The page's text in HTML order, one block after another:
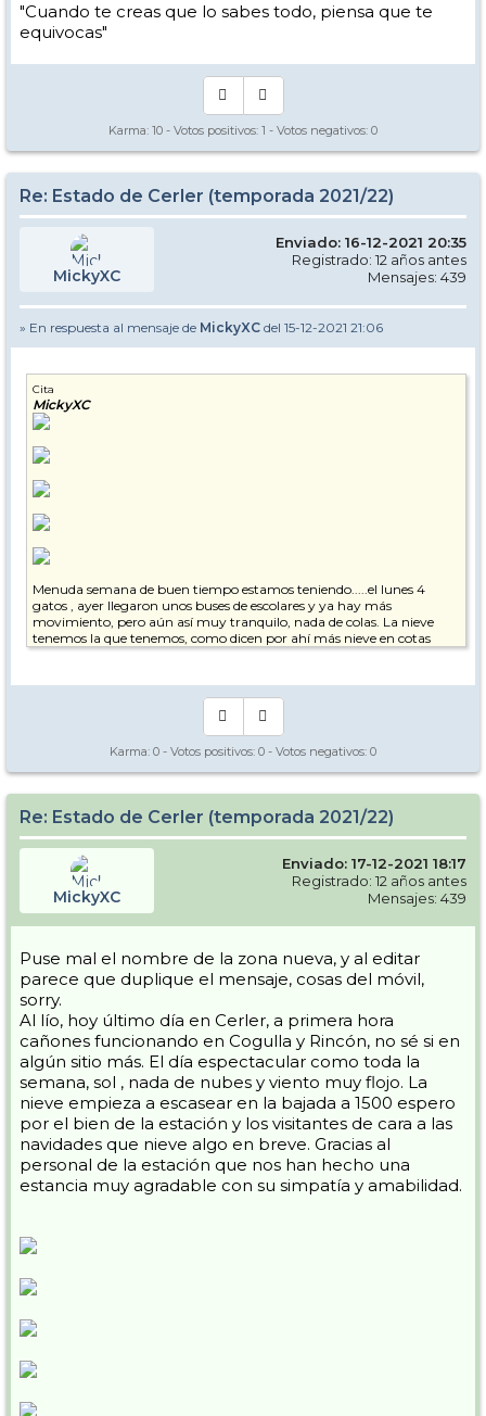
"Cuando te creas que lo sabes todo, piensa que te
equivocas"
Karma: 10 - Votos positivos: 1 - Votos negativos: 0
Re: Estado de Cerler (temporada 2021/22)
MickyXC
Enviado: 16-12-2021 20:35
Registrado: 12 años antes
Mensajes: 439
» En respuesta al mensaje de MickyXC del 15-12-2021 21:06
Cita
MickyXC
Menuda semana de buen tiempo estamos teniendo.....el lunes 4
gatos , ayer llegaron unos buses de escolares y ya hay más
movimiento, pero aún así muy tranquilo, nada de colas. La nieve
tenemos la que tenemos, como dicen por ahí más nieve en cotas
bajas que en altas, Molino ya empieza a escasear. Lo mejor las zonas
abiertos dan de sobra para disfrutar la jornada. Castanesa abierto
con dos pistas....el remonte muy bien....la zona con mucho potencial,
ahora mismo salirse de las 2 pistas
es toda una aventura. Nada que objetar en cuanto a remonteros y
demás personal de la estación.......en definitiva....una semana de
ensueño. Que podría haber más nieve? Pues ojalá...pero ni tan mal.
Karma: 0 - Votos positivos: 0 - Votos negativos: 0
Re: Estado de Cerler (temporada 2021/22)
MickyXC
Enviado: 17-12-2021 18:17
Registrado: 12 años antes
Mensajes: 439
Puse mal el nombre de la zona nueva, y al editar
parece que duplique el mensaje, cosas del móvil,
sorry.
Al lío, hoy último día en Cerler, a primera hora
cañones funcionando en Cogulla y Rincón, no sé si en
algún sitio más. El día espectacular como toda la
semana, sol , nada de nubes y viento muy flojo. La
nieve empieza a escasear en la bajada a 1500 espero
por el bien de la estación y los visitantes de cara a las
navidades que nieve algo en breve. Gracias al
personal de la estación que nos han hecho una
estancia muy agradable con su simpatía y amabilidad.